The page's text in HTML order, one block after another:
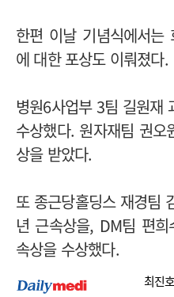
한편 이날 기념식에서는
에 대한 포상도 이뤄졌다.
병원6사업부 3팀 길원재
수상했다. 원자재팀 권
상을 받았다.
또 종근당홀딩스 재경팀
년 근속상을, DM팀 편
속상을 수상했다.
최진